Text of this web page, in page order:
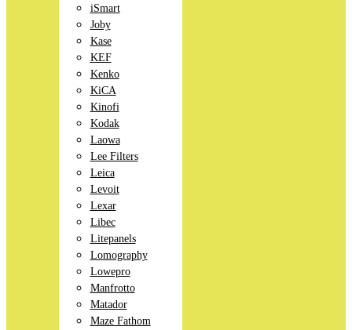
iSmart
Joby
Kase
KEF
Kenko
KiCA
Kinofi
Kodak
Laowa
Lee Filters
Leica
Levoit
Lexar
Libec
Litepanels
Lomography
Lowepro
Manfrotto
Matador
Maze Fathom